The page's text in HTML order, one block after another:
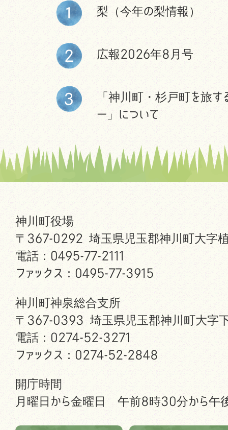
梨（今年の梨情報）
広報2026年8月号
「神川町・杉戸町を旅す
ー」について
神川町役場
〒367-0292 埼玉県児玉郡神川町大字
電話：0495-77-2111
ファックス：0495-77-3915
神川町神泉総合支所
〒367-0393 埼玉県児玉郡神川町大字
電話：0274-52-3271
ファックス：0274-52-2848
開庁時間
月曜日から金曜日 午前8時30分から午